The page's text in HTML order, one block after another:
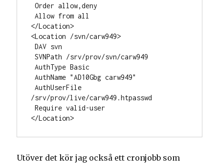
Order allow,deny
Allow from all
</Location>
<Location /svn/carw949>
DAV svn
SVNPath /srv/prov/svn/carw949
AuthType Basic
AuthName "AD10Gbg carw949"
AuthUserFile
/srv/prov/live/carw949.htpasswd
Require valid-user
</Location>
Utöver det kör jag också ett cronjobb som